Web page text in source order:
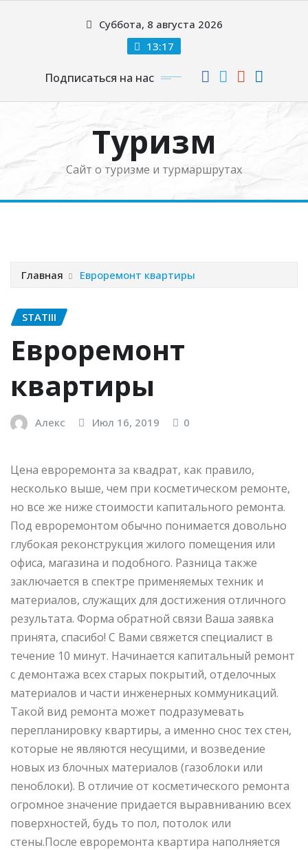
Суббота, 8 августа 2026
13:17
Подписаться на нас
Туризм
Сайт о туризме и турмаршрутах
Главная Евроремонт квартиры
STATIII
Евроремонт
квартиры
Алекс Июл 16, 2019 0
Цена евроремонта за квадрат, как правило,
несколько выше, чем при косметическом ремонте,
но все же ниже стоимости капитального ремонта.
Под евроремонтом обычно понимается довольно
глубокая реконструкция жилого помещения или
офиса, магазина и подобного. Разница также
заключается в спектре применяемых техник и
материалов, служащих для достижения отличного
результата. Форма обратной связи Ваша заявка
принята, спасибо! С Вами свяжется специалист в
течение 10 минут. Начинается капитальный ремонт
с демонтажа всех старых покрытий, отделочных
материалов и части инженерных коммуникаций.
Такой вид ремонта может подразумевать
перепланировку квартиры, а именно снос тех стен,
которые не являются несущими, и возведение
новых из блочных материалов (газоблоки или
пеноблоки). В отличие от косметического ремонта
огромное значение придается выравниванию всех
поверхностей, будь то пол, потолок или
стены.После евроремонта квартира наполняется